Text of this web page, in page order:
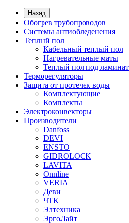
Назад
Обогрев трубопроводов
Системы антиобледенения
Теплый пол
Кабельный теплый пол
Нагревательные маты
Теплый пол под ламинат
Терморегуляторы
Защита от протечек воды
Комплектующие
Комплекты
Электроконвекторы
Производители
Danfoss
DEVI
ENSTO
GIDROLOCK
LAVITA
Onnline
VERIA
Деви
ЧТК
Элтехника
ЭргоЛайт